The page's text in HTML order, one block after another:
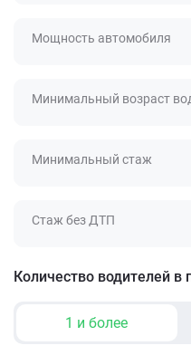
Мощность автомобиля
Минимальный возраст
Минимальный стаж
Стаж без ДТП
Количество водителей в
1 и более